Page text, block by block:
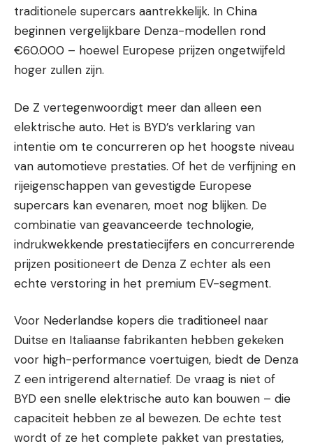
traditionele supercars aantrekkelijk. In China
beginnen vergelijkbare Denza-modellen rond
€60.000 – hoewel Europese prijzen ongetwijfeld
hoger zullen zijn.
De Z vertegenwoordigt meer dan alleen een
elektrische auto. Het is BYD’s verklaring van
intentie om te concurreren op het hoogste niveau
van automotieve prestaties. Of het de verfijning en
rijeigenschappen van gevestigde Europese
supercars kan evenaren, moet nog blijken. De
combinatie van geavanceerde technologie,
indrukwekkende prestatiecijfers en concurrerende
prijzen positioneert de Denza Z echter als een
echte verstoring in het premium EV-segment.
Voor Nederlandse kopers die traditioneel naar
Duitse en Italiaanse fabrikanten hebben gekeken
voor high-performance voertuigen, biedt de Denza
Z een intrigerend alternatief. De vraag is niet of
BYD een snelle elektrische auto kan bouwen – die
capaciteit hebben ze al bewezen. De echte test
wordt of ze het complete pakket van prestaties,